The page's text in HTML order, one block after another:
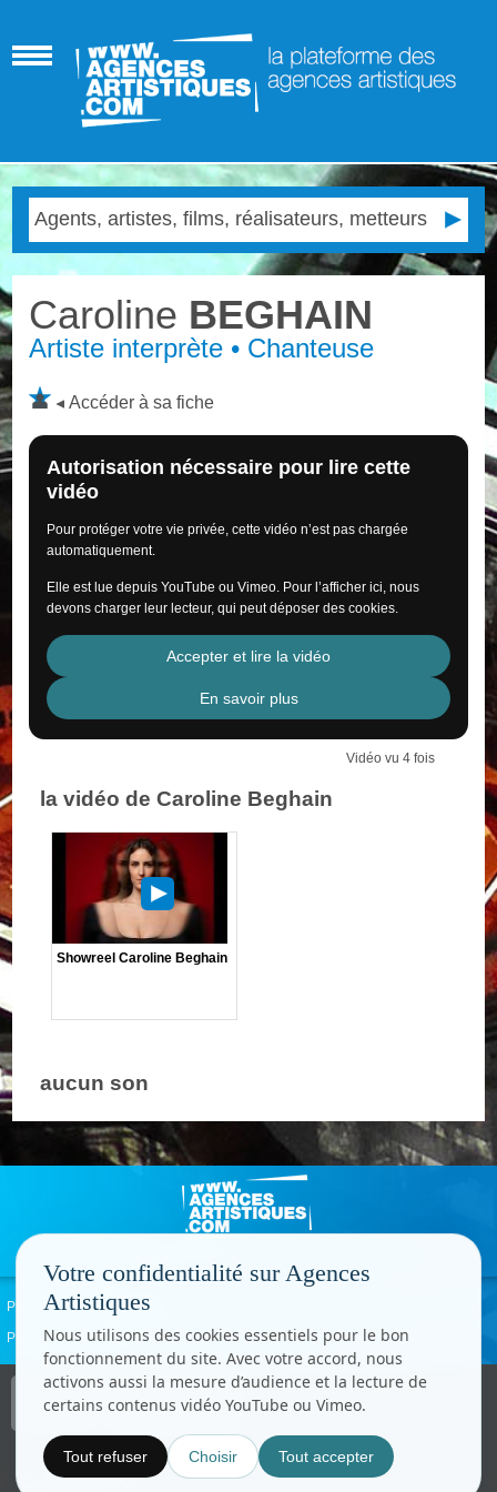
Caroline BEGHAIN
Artiste interprète • Chanteuse
Accéder à sa fiche
Autorisation nécessaire pour lire cette
vidéo
Pour protéger votre vie privée, cette vidéo n’est pas chargée
automatiquement.
Elle est lue depuis YouTube ou Vimeo. Pour l’afficher ici, nous
devons charger leur lecteur, qui peut déposer des cookies.
Accepter et lire la vidéo
En savoir plus
Vidéo vu 4 fois
la vidéo de Caroline Beghain
Showreel Caroline Beghain
aucun son
Politique de confidentialité
Paramètres cookies
Copyright © CC.Comunication
Tous droits réservés
Votre confidentialité sur Agences
Artistiques
Nous utilisons des cookies essentiels pour le bon
fonctionnement du site. Avec votre accord, nous
activons aussi la mesure d’audience et la lecture de
certains contenus vidéo YouTube ou Vimeo.
Tout refuser Choisir Tout accepter